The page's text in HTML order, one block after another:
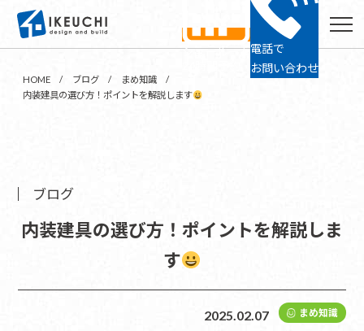
ショールーム電話で
お問い合わせ
HOME ブログ
まめ知識
内装建具の選び方！ポイントを解説します
ブログ
内装建具の選び方！ポイントを解説しま
す
2025.02.07 まめ知識